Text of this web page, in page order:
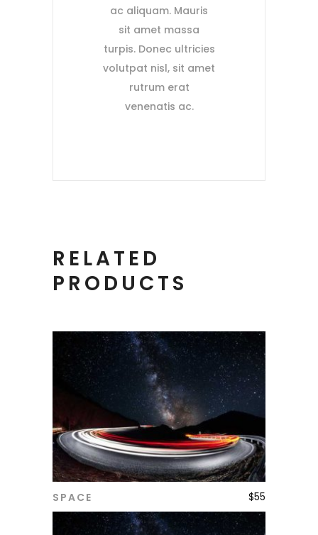
ac aliquam. Mauris
sit amet massa
turpis. Donec ultricies
volutpat nisl, sit amet
rutrum erat
venenatis ac.
RELATED
PRODUCTS
SPACE $55